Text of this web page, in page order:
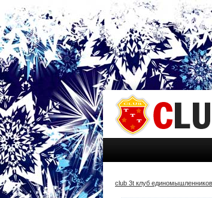
club 3t клуб единомышленников